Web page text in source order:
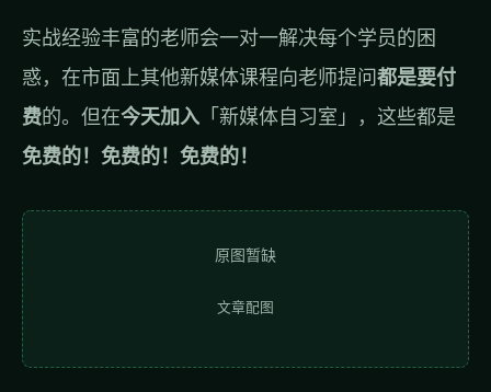
实战经验丰富的老师会一对一解决每个学员的困
惑，在市面上其他新媒体课程向老师提问都是要付
费的。但在今天加入 「新媒体自习室」，这些都是
免费的！免费的！免费的！
原图暂缺
文章配图